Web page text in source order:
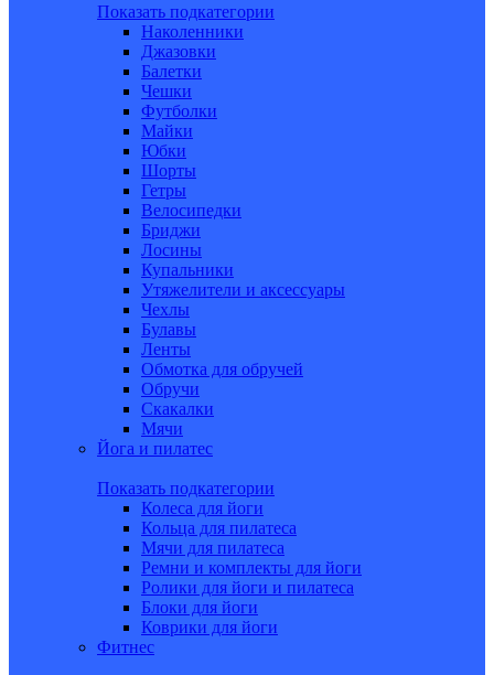
Показать подкатегории
Наколенники
Джазовки
Балетки
Чешки
Футболки
Майки
Юбки
Шорты
Гетры
Велосипедки
Бриджи
Лосины
Купальники
Утяжелители и аксессуары
Чехлы
Булавы
Ленты
Обмотка для обручей
Обручи
Скакалки
Мячи
Йога и пилатес
Показать подкатегории
Колеса для йоги
Кольца для пилатеса
Мячи для пилатеса
Ремни и комплекты для йоги
Ролики для йоги и пилатеса
Блоки для йоги
Коврики для йоги
Фитнес